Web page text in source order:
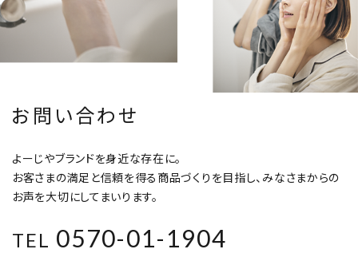
お問い合わせ
よーじやブランドを身近な存在に。
お客さまの満足と信頼を得る商品づくりを目指し、みなさまからの
お声を大切にしてまいります。
TEL 0570-01-1904